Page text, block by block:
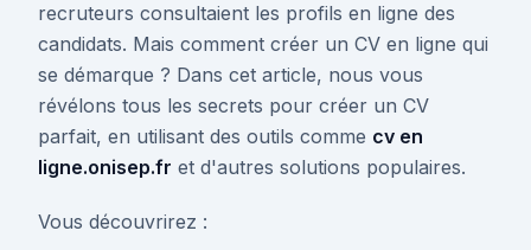
recruteurs consultaient les profils en ligne des
candidats. Mais comment créer un CV en ligne qui
se démarque ? Dans cet article, nous vous
révélons tous les secrets pour créer un CV
parfait, en utilisant des outils comme cv en
ligne.onisep.fr et d'autres solutions populaires.
Vous découvrirez :